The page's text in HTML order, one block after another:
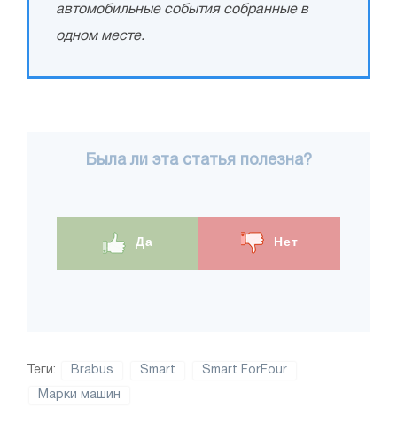
автомобильные события собранные в
одном месте.
Была ли эта статья полезна?
Да Нет
Теги: Brabus Smart Smart ForFour
Марки машин